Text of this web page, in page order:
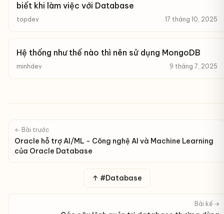
biết khi làm việc với Database
topdev 17 tháng 10, 2025
Hệ thống như thế nào thì nên sử dụng MongoDB
minhdev 9 tháng 7, 2025
← Bài trước
Oracle hỗ trợ AI/ML - Công nghệ AI và Machine Learning
của Oracle Database
↑ #Database
Bài kế →